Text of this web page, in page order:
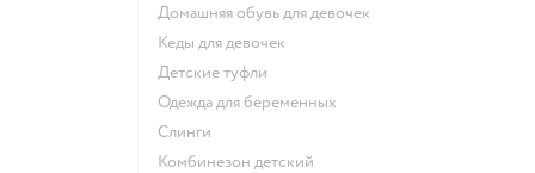
Домашняя обувь для девочек
Кеды для девочек
Детские туфли
Одежда для беременных
Слинги
Комбинезон детский